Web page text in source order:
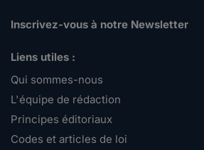
Inscrivez-vous à notre Newsletter
Liens utiles :
Qui sommes-nous
L'équipe de rédaction
Principes éditoriaux
Codes et articles de loi